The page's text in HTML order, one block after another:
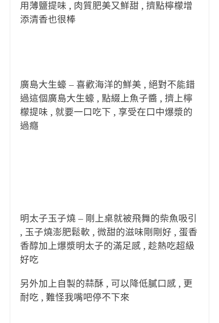
用薄鹽提味 , 肉質肥美又鮮甜 , 擠點檸檬增
添清香也很棒
廣島大生蠔 – 喜歡海洋的鮮美 , 絕對不能錯
過這個廣島大生蠔 , 點綴上魚子醬 , 擠上檸
檬提味 , 就要一口吃下 , 享受在口中爆漿的
過癮
明太子玉子燒 – 剛上桌就被飛舞的柴魚吸引
, 玉子燒澎肥鬆軟 , 微甜的滋味剛剛好 , 蛋香
香醇加上爆漿明太子的滿足感 , 趁熱吃超級
好吃
另外加上自製的蒜酥 , 可以降低膩口感 , 更
耐吃 , 難怪我嘴吧停不下來